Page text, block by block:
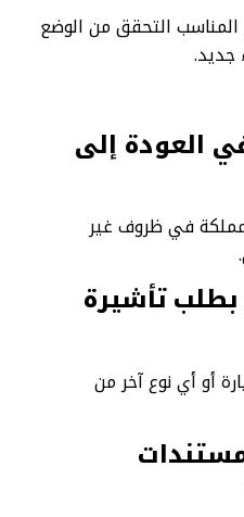
التحقق من الوضع
جديد.
العودة إلى
في ظروف غير
تأشيرة
أو أي نوع آخر من